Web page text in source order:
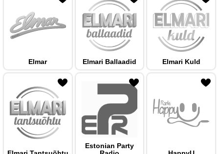
Elmar Elmari Ballaadid Elmari Kuld
Estonian Party